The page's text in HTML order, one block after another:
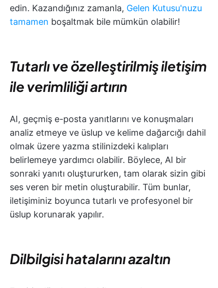
edin. Kazandığınız zamanla, Gelen Kutusu'nuzu
tamamen boşaltmak bile mümkün olabilir!
Tutarlı ve özelleştirilmiş iletişim
ile verimliliği artırın
AI, geçmiş e-posta yanıtlarını ve konuşmaları
analiz etmeye ve üslup ve kelime dağarcığı dahil
olmak üzere yazma stilinizdeki kalıpları
belirlemeye yardımcı olabilir. Böylece, AI bir
sonraki yanıtı oluştururken, tam olarak sizin gibi
ses veren bir metin oluşturabilir. Tüm bunlar,
iletişiminiz boyunca tutarlı ve profesyonel bir
üslup korunarak yapılır.
Dilbilgisi hatalarını azaltın